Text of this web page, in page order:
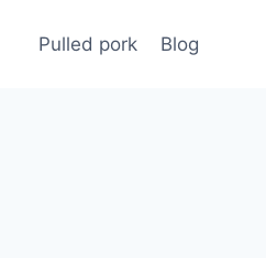
Pulled pork Blog